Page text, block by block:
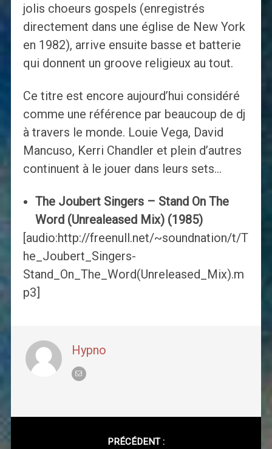
jolis choeurs gospels (enregistrés
directement dans une église de New York
en 1982), arrive ensuite basse et batterie
qui donnent un groove religieux au tout.
Ce titre est encore aujourd’hui considéré
comme une référence par beaucoup de dj
à travers le monde. Louie Vega, David
Mancuso, Kerri Chandler et plein d’autres
continuent à le jouer dans leurs sets…
The Joubert Singers – Stand On The
Word (Unrealeased Mix) (1985)
[audio:http://freenull.net/~soundnation/t/T
he_Joubert_Singers-
Stand_On_The_Word(Unreleased_Mix).m
p3]
Hypno
PRÉCÉDENT :